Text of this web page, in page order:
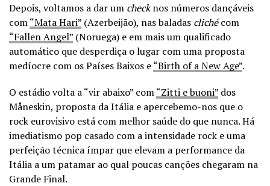
Depois, voltamos a dar um checknos números dançáveis
com“Mata Hari” (Azerbeijão), nas baladas clichécom
“Fallen Angel” (Noruega) e em mais um qualificado
automático que desperdiça o lugar com uma proposta
medíocre com os Países Baixos e“Birth of a New Age”.
O estádio volta a “vir abaixo” com“Zitti e buoni” dos
Måneskin, proposta da Itália e apercebemo-nos que o
rock eurovisivo está com melhor saúde do que nunca. Há
imediatismo pop casado com a intensidade rock e uma
perfeição técnica ímpar que elevam a performance da
Itália a um patamar ao qual poucas canções chegaram na
Grande Final.